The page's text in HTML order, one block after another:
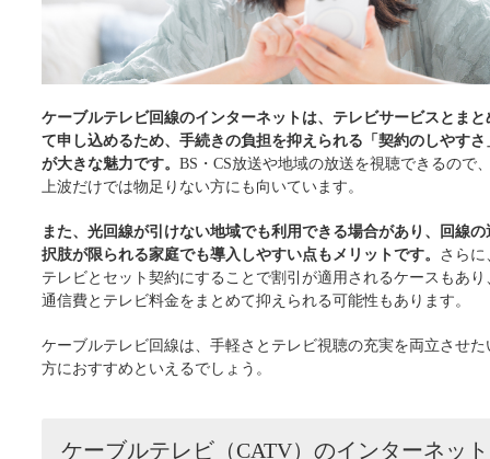
ケーブルテレビ回線のインターネットは、テレビサービスとまと
て申し込めるため、手続きの負担を抑えられる「契約のしやすさ
が大きな魅力です。 BS・CS放送や地域の放送を視聴できるので
上波だけでは物足りない方にも向いています。
また、光回線が引けない地域でも利用できる場合があり、回線の
択肢が限られる家庭でも導入しやすい点もメリットです。 さらに
テレビとセット契約にすることで割引が適用されるケースもあり
通信費とテレビ料金をまとめて抑えられる可能性もあります。
ケーブルテレビ回線は、手軽さとテレビ視聴の充実を両立させた
方におすすめといえるでしょう。
ケーブルテレビ（CATV）のインターネット